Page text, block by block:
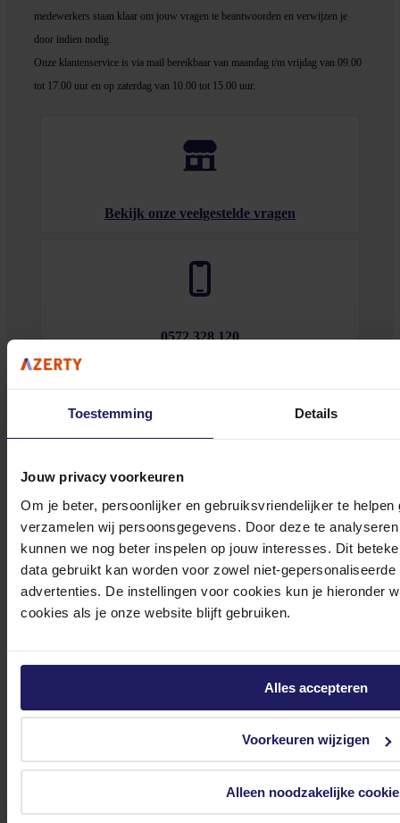
Toestemming Details
Jouw privacy voorkeuren
Om je beter, persoonlijker en gebruiksvriendelijker te
verzamelen wij persoonsgegevens. Door deze te
kunnen we nog beter inspelen op jouw interesses. Dit
data gebruikt kan worden voor zowel niet-
advertenties. De instellingen voor cookies kun je hieronder
cookies als je onze website blijft gebruiken.
Alles accepteren
Voorkeuren wijzigen
Alleen noodzakelijke
medewerkers staan klaar om jouw vragen te beantwoorden en verwijzen je
door indien nodig.
Onze klantenservice is via mail bereikbaar van maandag t/m vrijdag van 09.00
tot 17.00 uur en op zaterdag van 10.00 tot 15.00 uur.
Bekijk onze veelgestelde vragen
0572 328 120
Meld je aan voor onze nieuwsbrief!
Ontvang als eerste de beste deals in je inbox
Meld je aan
Footer
Azerty
Tjalkstraat 4b
BTW nr: NL 8517.04.578.B01